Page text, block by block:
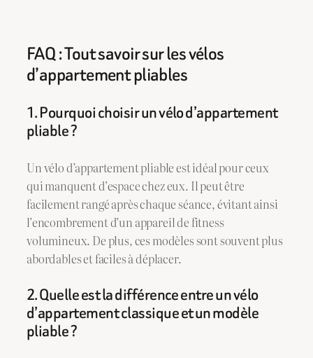
FAQ : Tout savoir sur les vélos
d’appartement pliables
1. Pourquoi choisir un vélo d’appartement
pliable ?
Un vélo d’appartement pliable est idéal pour ceux
qui manquent d’espace chez eux. Il peut être
facilement rangé après chaque séance, évitant ainsi
l’encombrement d’un appareil de fitness
volumineux. De plus, ces modèles sont souvent plus
abordables et faciles à déplacer.
2. Quelle est la différence entre un vélo
d’appartement classique et un modèle
pliable ?